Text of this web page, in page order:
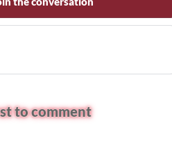
to comment